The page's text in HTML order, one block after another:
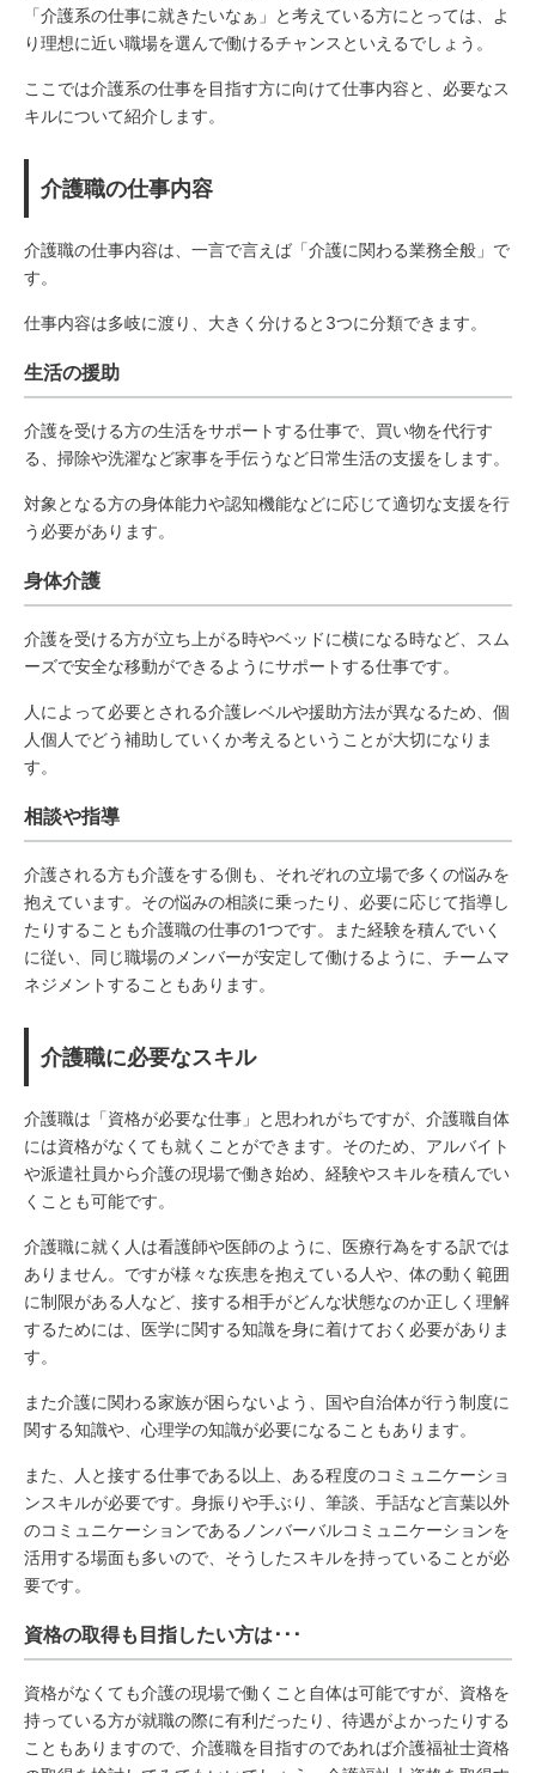
「介護系の仕事に就きたいなぁ」と考えている方にとっては、よ
り理想に近い職場を選んで働けるチャンスといえるでしょう。
ここでは介護系の仕事を目指す方に向けて仕事内容と、必要なス
キルについて紹介します。
介護職の仕事内容
介護職の仕事内容は、一言で言えば「介護に関わる業務全般」で
す。
仕事内容は多岐に渡り、大きく分けると3つに分類できます。
生活の援助
介護を受ける方の生活をサポートする仕事で、買い物を代行す
る、掃除や洗濯など家事を手伝うなど日常生活の支援をします。
対象となる方の身体能力や認知機能などに応じて適切な支援を行
う必要があります。
身体介護
介護を受ける方が立ち上がる時やベッドに横になる時など、スム
ーズで安全な移動ができるようにサポートする仕事です。
人によって必要とされる介護レベルや援助方法が異なるため、個
人個人でどう補助していくか考えるということが大切になりま
す。
相談や指導
介護される方も介護をする側も、それぞれの立場で多くの悩みを
抱えています。その悩みの相談に乗ったり、必要に応じて指導し
たりすることも介護職の仕事の1つです。また経験を積んでいく
に従い、同じ職場のメンバーが安定して働けるように、チームマ
ネジメントすることもあります。
介護職に必要なスキル
介護職は「資格が必要な仕事」と思われがちですが、介護職自体
には資格がなくても就くことができます。そのため、アルバイト
や派遣社員から介護の現場で働き始め、経験やスキルを積んでい
くことも可能です。
介護職に就く人は看護師や医師のように、医療行為をする訳では
ありません。ですが様々な疾患を抱えている人や、体の動く範囲
に制限がある人など、接する相手がどんな状態なのか正しく理解
するためには、医学に関する知識を身に着けておく必要がありま
す。
また介護に関わる家族が困らないよう、国や自治体が行う制度に
関する知識や、心理学の知識が必要になることもあります。
また、人と接する仕事である以上、ある程度のコミュニケーショ
ンスキルが必要です。身振りや手ぶり、筆談、手話など言葉以外
のコミュニケーションであるノンバーバルコミュニケーションを
活用する場面も多いので、そうしたスキルを持っていることが必
要です。
資格の取得も目指したい方は･･･
資格がなくても介護の現場で働くこと自体は可能ですが、資格を
持っている方が就職の際に有利だったり、待遇がよかったりする
こともありますので、介護職を目指すのであれば介護福祉士資格